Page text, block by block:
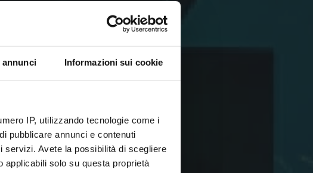
annunci Informazioni sui cookie
IP, utilizzando tecnologie come i
pubblicare annunci e contenuti
servizi. Avete la possibilità di scegliere
solo su questa proprietà